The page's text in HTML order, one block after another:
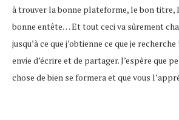
à trouver la bonne plateforme, le bon titre,
bonne entête… Et tout ceci va sûrement
jusqu’à ce que j’obtienne ce que je
envie d’écrire et de partager. J’espère que
chose de bien se formera et que vous